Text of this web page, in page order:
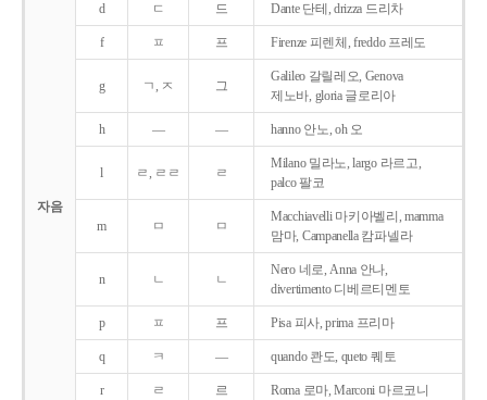
자음
d ㄷ 드 Dante 단테, drizza 드리차
f ㅍ 프 Firenze 피렌체, freddo 프레도
g ㄱ, ㅈ 그
Galileo 갈릴레오, Genova
제노바, gloria 글로리아
h ― ― hanno 안노, oh 오
l ㄹ, ㄹㄹ ㄹ
Milano 밀라노, largo 라르고,
palco 팔코
m ㅁ ㅁ
Macchiavelli 마키아벨리, mamma
맘마, Campanella 캄파넬라
n ㄴ ㄴ
Nero 네로, Anna 안나,
divertimento 디베르티멘토
p ㅍ 프 Pisa 피사, prima 프리마
q ㅋ ― quando 콴도, queto 퀘토
r ㄹ 르 Roma 로마, Marconi 마르코니